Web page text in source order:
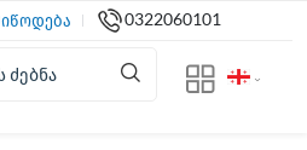
0322060101